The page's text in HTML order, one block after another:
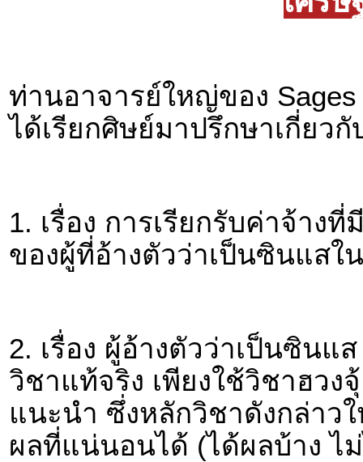
ท่านอาจารย์ใหญ่ของ Sages
ได้เรียกศิษย์มาปรึกษาเกี่ยวกั
1. เรื่อง การเรียกรับค่าจ้าง
ของผู้ที่อ้างตัวว่าเป็นซินแสใ
2. เรื่อง ผู้อ้างตัวว่าเป็นซินแ
วิชาแท้จริง เพียงใช้วิชาฮวง
แนะนำ ซึ่งหลักวิชาดังกล่าว
ผลที่แน่นอนได้ (ได้ผลบ้าง ไ